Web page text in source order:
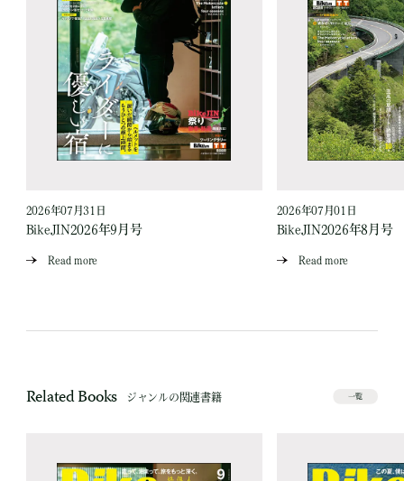
2026年07月31日
BikeJIN2026年9月号
Read more
2026年07月01日
BikeJIN2026年8月号
Read more
Related Books ジャンルの関連書籍 一覧